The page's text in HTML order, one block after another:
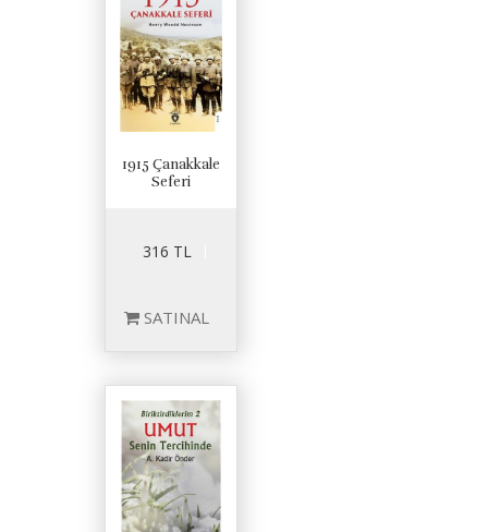
1915 Çanakkale
Seferi
316 TL
SATINAL